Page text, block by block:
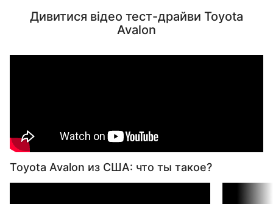
Дивитися відео тест-драйви Toyota
Avalon
Toyota Avalon из США: что ты такое?